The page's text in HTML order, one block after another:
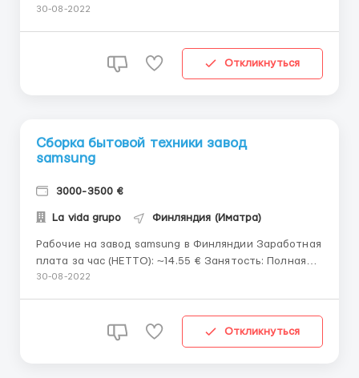
приготовления домашней выпечки и хлеба
евро в час В день, работать по 10 часов Жилье:
предоставляет работодатель, эт...
30-08-2022
Откликнуться
Сборка бытовой техники завод
samsung
3000-3500 €
La vida grupo Финляндия (Иматра)
Рабочие на завод samsung в Финляндии Заработная
плата за час (НЕТТО): ~14.55 € Занятость: Полная
Знание языка: Не обязательно Проживание:
техники (стиральные машинки, холодильники),
30-08-2022
Откликнуться